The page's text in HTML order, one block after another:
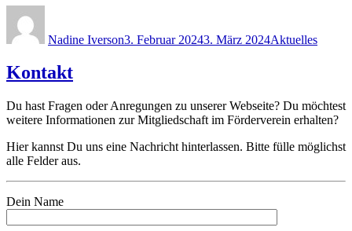
Nadine Iverson3. Februar 20243. März 2024Aktuelles
Kontakt
Du hast Fragen oder Anregungen zu unserer Webseite? Du möchtest
weitere Informationen zur Mitgliedschaft im Förderverein erhalten?
Hier kannst Du uns eine Nachricht hinterlassen. Bitte fülle möglichst
alle Felder aus.
Dein Name